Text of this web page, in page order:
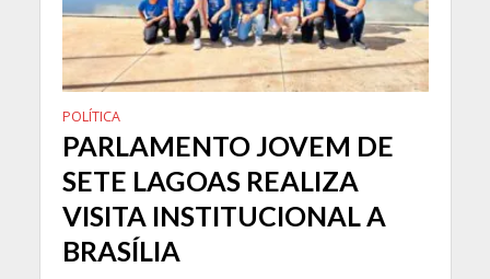
POLÍTICA
PARLAMENTO JOVEM DE
SETE LAGOAS REALIZA
VISITA INSTITUCIONAL A
BRASÍLIA